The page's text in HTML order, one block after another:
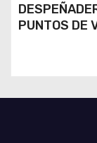
PUNTOS DE